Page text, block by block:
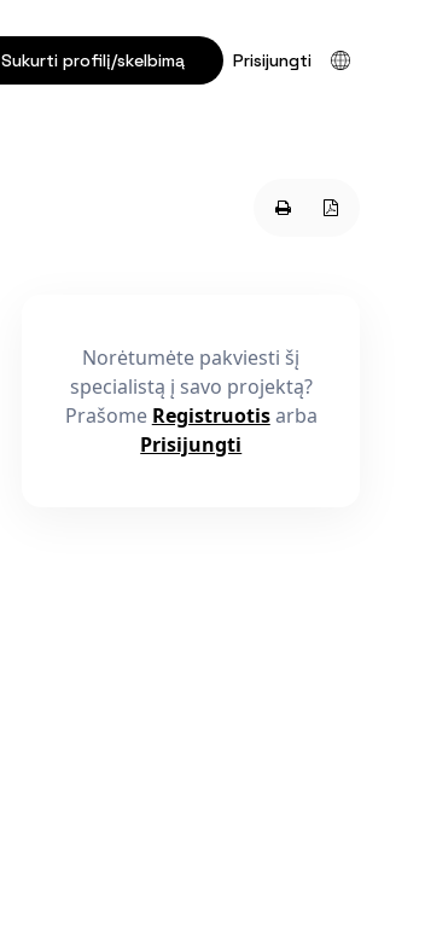
Sukurti profilį/skelbimą Prisijungti
Norėtumėte pakviesti šį
specialistą į savo projektą?
Prašome Registruotisarba
Prisijungti